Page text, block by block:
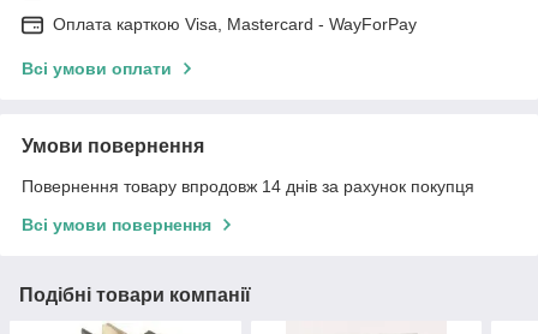
Оплата карткою Visa, Mastercard - WayForPay
Всі умови оплати
Умови повернення
Повернення товару впродовж 14 днів за рахунок покупця
Всі умови повернення
Подібні товари компанії